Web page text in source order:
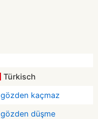
Türkisch
gözden kaçmaz
gözden düşme